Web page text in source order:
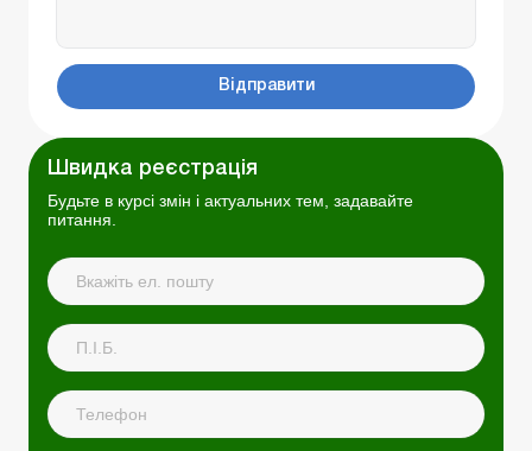
Відправити
Швидка реєстрація
Будьте в курсі змін і актуальних тем, задавайте
питання.